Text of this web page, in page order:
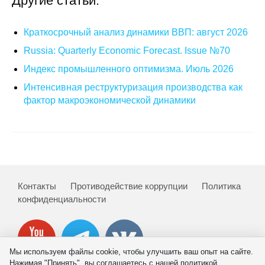
Общие требования
Стандарты оформления
Энергетический семинар
Inforum
Ученый совет
Материалы
Краткосрочный анализ динамики ВВП: август 2026
Russia: Quarterly Economic Forecast. Issue №70
Индекс промышленного оптимизма. Июль 2026
Интенсивная реструктуризация производства как
фактор макроэкономической динамики
Контакты Противодействие коррупции
Политика
конфиденциальности
Мы используем файлы cookie, чтобы улучшить ваш опыт на сайте.
Нажимая "Принять", вы соглашаетесь с нашей политикой